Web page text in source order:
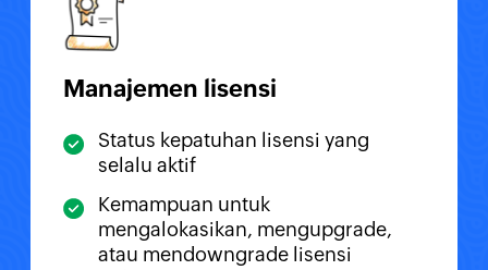
Manajemen lisensi
Status kepatuhan lisensi yang
selalu aktif
Kemampuan untuk
mengalokasikan, mengupgrade,
atau mendowngrade lisensi